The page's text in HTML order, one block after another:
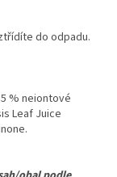
do odpadu.
% neiontové
Leaf Juice